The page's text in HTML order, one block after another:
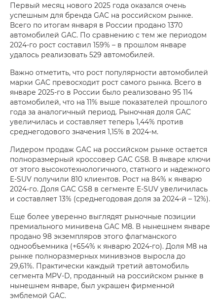
Первый месяц нового 2025 года оказался очень
успешным для бренда GAC на российском рынке.
Всего по итогам января в России продано 1370
автомобилей GAC. По сравнению с тем же периодом
2024‑го рост составил 159% – в прошлом январе
удалось реализовать 529 автомобилей.
Важно отметить, что рост популярности автомобилей
марки GAC превосходит рост самого рынка. Всего в
январе 2025‑го в России было реализовано 95 114
автомобилей, что на 11% выше показателей прошлого
года за аналогичный период. Рыночная доля GAC
увеличилась и составляет теперь 1,44% против
среднегодового значения 1,15% в 2024‑м.
Лидером продаж GAC на российском рынке остается
полноразмерный кроссовер GAC GS8. В январе ключи
от этого высокотехнологичного, статного и надежного
E‑SUV получили 810 клиентов. Рост на 84% к январю
2024‑го. Доля GAC GS8 в сегменте E‑SUV увеличилась
и составляет 13% (среднегодовая доля за 2024‑й – 12%).
Еще более уверенно выглядят рыночные позиции
премиального минивена GAC M8. В нынешнем январе
продано 98 экземпляров этого флагманского
однообъемника (+654% к январю 2024‑го). Доля M8 на
рынке полноразмерных минивэнов выросла до
29,61%. Практически каждый третий автомобиль
сегмента MPV‑D, проданный на российском рынке в
нынешнем январе, был украшен фирменной
эмблемой GAC.